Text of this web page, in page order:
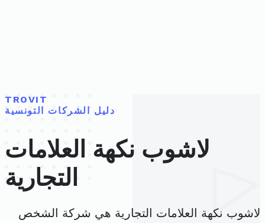
TROVIT
دليل الشركات التونسية
لاشوب نكهة العلامات
التجارية
لاشوب نكهة العلامات التجارية هي شركة الشخص